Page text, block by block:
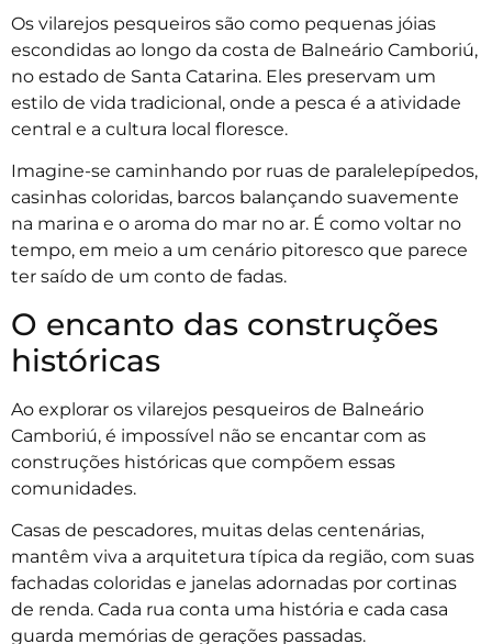
Os vilarejos pesqueiros são como pequenas jóias
escondidas ao longo da costa de Balneário Camboriú,
no estado de Santa Catarina. Eles preservam um
estilo de vida tradicional, onde a pesca é a atividade
central e a cultura local floresce.
Imagine-se caminhando por ruas de paralelepípedos,
casinhas coloridas, barcos balançando suavemente
na marina e o aroma do mar no ar. É como voltar no
tempo, em meio a um cenário pitoresco que parece
ter saído de um conto de fadas.
O encanto das construções
históricas
Ao explorar os vilarejos pesqueiros de Balneário
Camboriú, é impossível não se encantar com as
construções históricas que compõem essas
comunidades.
Casas de pescadores, muitas delas centenárias,
mantêm viva a arquitetura típica da região, com suas
fachadas coloridas e janelas adornadas por cortinas
de renda. Cada rua conta uma história e cada casa
guarda memórias de gerações passadas.